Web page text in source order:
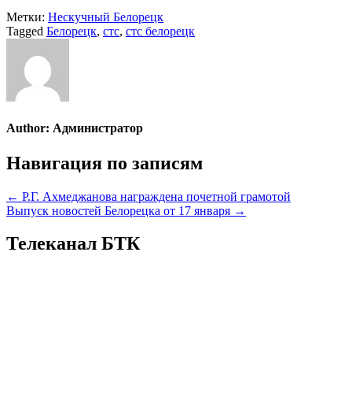
Метки: Нескучный Белорецк
Tagged Белорецк, стс, стс белорецк
Author: Администратор
Навигация по записям
← Р.Г. Ахмеджанова награждена почетной грамотой
Выпуск новостей Белорецка от 17 января →
Телеканал БТК